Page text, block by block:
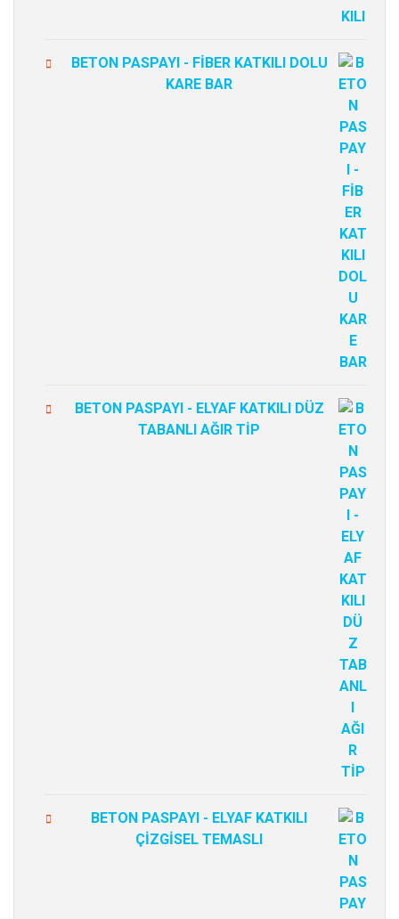
BETON PASPAYI - FİBER KATKILI DOLU
KARE BAR
BETON PASPAYI - ELYAF KATKILI DÜZ
TABANLI AĞIR TİP
BETON PASPAYI - ELYAF KATKILI
ÇİZGİSEL TEMASLI